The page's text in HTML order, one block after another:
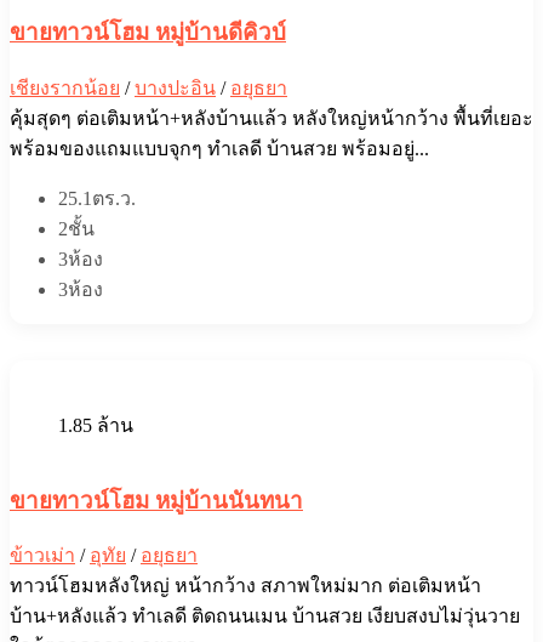
ขายทาวน์โฮม หมู่บ้านดีคิวบ์
เชียงรากน้อย /บางปะอิน / อยุธยา
คุ้มสุดๆ ต่อเติมหน้า+หลังบ้านแล้ว หลังใหญ่หน้ากว้าง พื้นที่เยอะ
พร้อมของแถมแบบจุกๆ ทำเลดี บ้านสวย พร้อมอยู่...
25.1ตร.ว.
2ชั้น
3ห้อง
3ห้อง
1.85 ล้าน
ขายทาวน์โฮม หมู่บ้านนันทนา
ข้าวเม่า / อุทัย / อยุธยา
ทาวน์โฮมหลังใหญ่ หน้ากว้าง สภาพใหม่มาก ต่อเติมหน้า
บ้าน+หลังแล้ว ทำเลดี ติดถนนเมน บ้านสวย เงียบสงบไม่วุ่นวาย